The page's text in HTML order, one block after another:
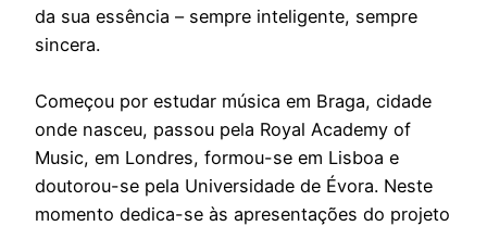
da sua essência – sempre inteligente, sempre
sincera.
Começou por estudar música em Braga, cidade
onde nasceu, passou pela Royal Academy of
Music, em Londres, formou-se em Lisboa e
doutorou-se pela Universidade de Évora. Neste
momento dedica-se às apresentações do projeto